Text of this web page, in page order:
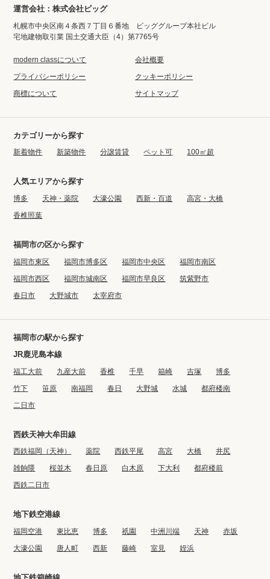
運営会社：株式会社ビッグ
札幌市中央区南４条西７丁目６番地 ビッググループ本社ビル
宅地建物取引業 国土交通大臣（4）第7765号
modern classについて
会社概要
プライバシーポリシー
クッキーポリシー
商標について
サイトマップ
カテゴリーから探す
新着物件 新築物件 分譲賃貸 ペット可 100㎡超
人気エリアから探す
博多 天神・薬院 大濠公園 西新・百道
高宮・大橋
香椎照葉
福岡市の区から探す
福岡市東区 福岡市博多区 福岡市中央区
福岡市南区
福岡市西区
福岡市城南区 福岡市早良区
筑紫野市
春日市
大野城市 太宰府市
福岡市の駅から探す
JR鹿児島本線
福工大前 九産大前 香椎 千早 箱崎 吉塚
博多
竹下
笹原 南福岡 春日 大野城 水城
都府楼南
二日市
西鉄天神大牟田線
西鉄福岡（天神） 薬院 西鉄平尾 高宮 大橋
井尻
雑餉隈
桜並木 春日原 白木原 下大利
都府楼前
西鉄二日市
地下鉄空港線
福岡空港 東比恵 博多 祇園 中洲川端 天神
赤坂
大濠公園
唐人町 西新 藤崎 室見 姪浜